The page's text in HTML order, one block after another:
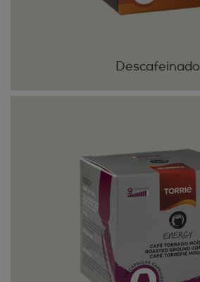
Descafeinado